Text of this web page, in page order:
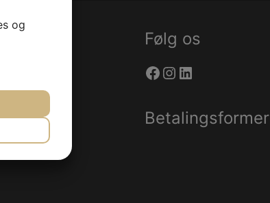
Følg os
Facebook
Instagram
LinkedIn
Betalingsformer
og